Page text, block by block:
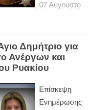
07 Αύγουστο
Δημήτριο για
Ανέργων και
Ρυακίου
Επίσκεψη
Ενημέρωσης